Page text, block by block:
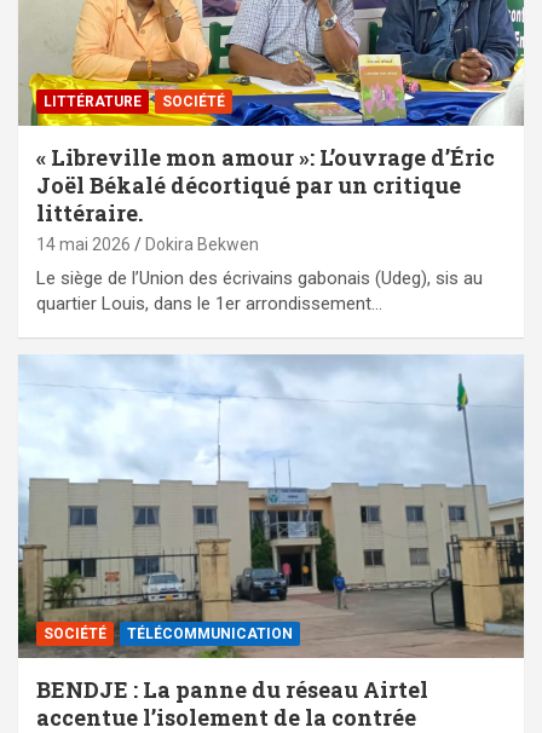
LITTÉRATURE SOCIÉTÉ
« Libreville mon amour »: L’ouvrage d’Éric
Joël Békalé décortiqué par un critique
littéraire.
14 mai 2026 Dokira Bekwen
Le siège de l’Union des écrivains gabonais (Udeg), sis au
quartier Louis, dans le 1er arrondissement…
SOCIÉTÉ TÉLÉCOMMUNICATION
BENDJE : La panne du réseau Airtel
accentue l’isolement de la contrée